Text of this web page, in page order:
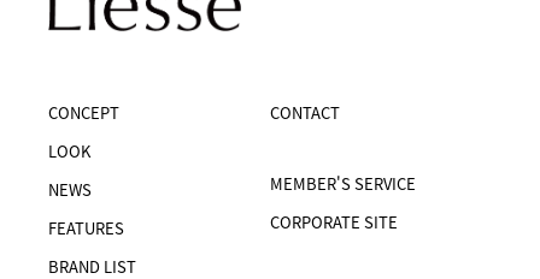
CONCEPT
LOOK
NEWS
FEATURES
BRAND LIST
CONTACT
MEMBER'S SERVICE
CORPORATE SITE